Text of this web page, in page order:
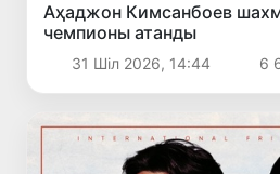
Аҳаджон Кимсанбоев
чемпионы атанды
31 Шіл 2026, 14:44 6